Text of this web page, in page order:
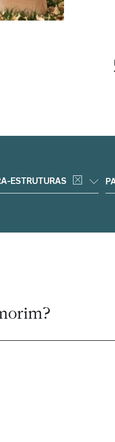
ESTRUTURAS